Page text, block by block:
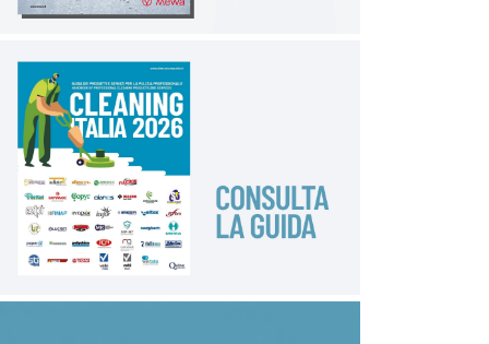
automatizzate, le operazioni di manutenzione e pulizia
rimangono indispensabili. Non credo che
cambieranno radicalmente, ma saranno sempre più
al centro dell’attenzione. Per aziende come la nostra
è un’opportunità: fornire prodotti mirati, ergonomici,
sostenibili e ben custoditi all’interno dei dispenser».
Su questo tema, infatti sono già state sviluppate
soluzioni connesse per il settore washroom